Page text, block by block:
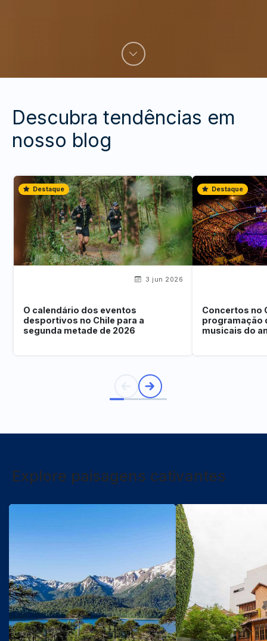
Descubra tendências em
nosso blog
Destaque
3 jun 2026
O calendário dos eventos
desportivos no Chile para a
segunda metade de 2026
Destaque
Concertos no
programação
musicais do
Explore paisagens cativantes